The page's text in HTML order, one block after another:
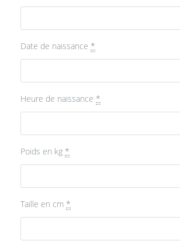
Date de naissance *
Heure de naissance *
Poids en kg *
Taille en cm *